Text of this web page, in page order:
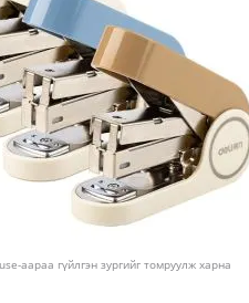
аараа гүйлгэн зургийг томруулж харна